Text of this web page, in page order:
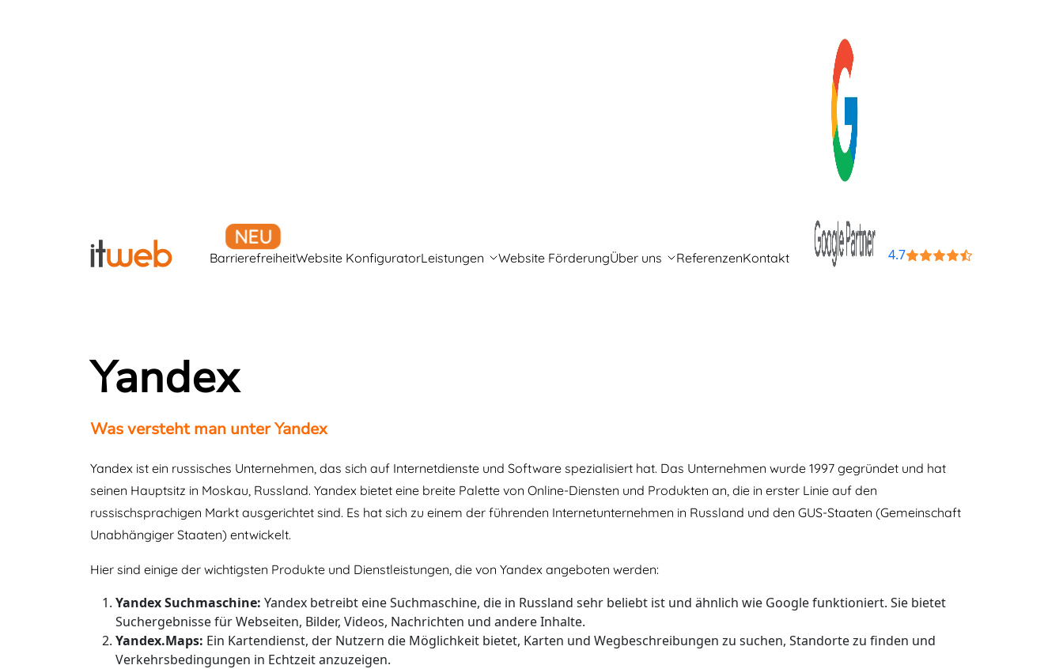
BarrierefreiheitWebsite KonfiguratorLeistungen Website FörderungÜber uns ReferenzenKontakt 4.7
Yandex
Was versteht man unter Yandex
Yandex ist ein russisches Unternehmen, das sich auf Internetdienste und Software spezialisiert hat. Das Unternehmen wurde 1997 gegründet und hat
seinen Hauptsitz in Moskau, Russland. Yandex bietet eine breite Palette von Online-Diensten und Produkten an, die in erster Linie auf den
russischsprachigen Markt ausgerichtet sind. Es hat sich zu einem der führenden Internetunternehmen in Russland und den GUS-Staaten (Gemeinschaft
Unabhängiger Staaten) entwickelt.
Hier sind einige der wichtigsten Produkte und Dienstleistungen, die von Yandex angeboten werden:
Yandex Suchmaschine: Yandex betreibt eine Suchmaschine, die in Russland sehr beliebt ist und ähnlich wie Google funktioniert. Sie bietet
Suchergebnisse für Webseiten, Bilder, Videos, Nachrichten und andere Inhalte.
Yandex.Maps: Ein Kartendienst, der Nutzern die Möglichkeit bietet, Karten und Wegbeschreibungen zu suchen, Standorte zu finden und
Verkehrsbedingungen in Echtzeit anzuzeigen.